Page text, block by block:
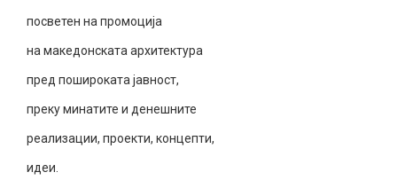
посветен на промоција
на македонската архитектура
пред пошироката јавност,
преку минатите и денешните
реализации, проекти, концепти,
идеи.